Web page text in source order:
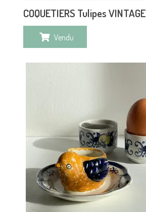
COQUETIERS Tulipes VINTAGE
Vendu